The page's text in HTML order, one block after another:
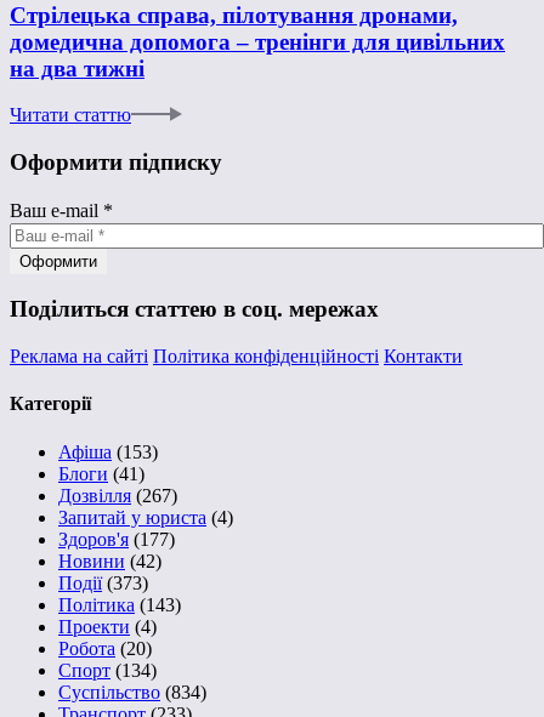
Стрілецька справа, пілотування дронами,
домедична допомога – тренінги для цивільних
на два тижні
Читати статтю
Оформити підписку
Ваш e-mail *
Поділиться статтею в соц. мережах
Реклама на сайті Політика конфіденційності Контакти
Категорії
Афіша (153)
Блоги (41)
Дозвілля (267)
Запитай у юриста (4)
Здоров'я (177)
Новини (42)
Події(373)
Політика (143)
Проекти (4)
Робота (20)
Спорт (134)
Суспільство (834)